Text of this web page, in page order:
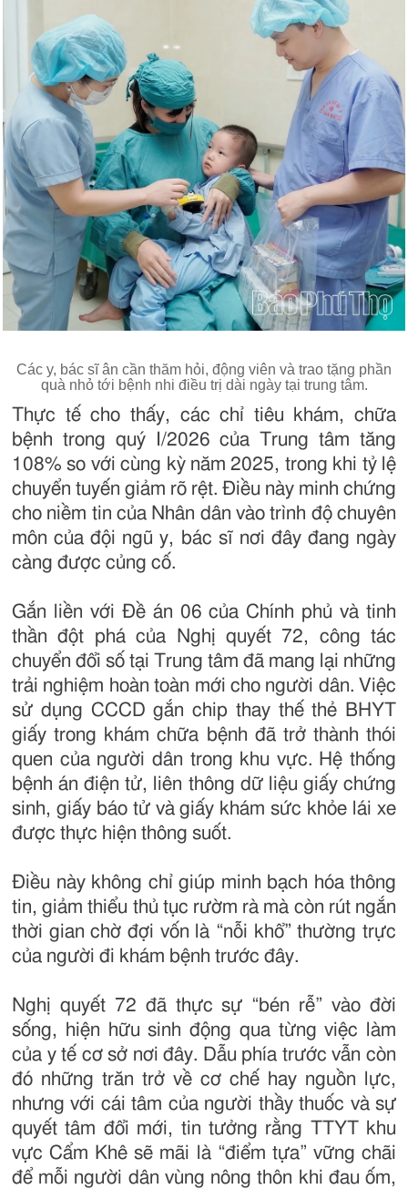
Các y, bác sĩ ân cần thăm hỏi, động viên và trao tặng phần
quà nhỏ tới bệnh nhi điều trị dài ngày tại trung tâm.
Thực tế cho thấy, các chỉ tiêu khám, chữa
bệnh trong quý I/2026 của Trung tâm tăng
108% so với cùng kỳ năm 2025, trong khi tỷ lệ
chuyển tuyến giảm rõ rệt. Điều này minh chứng
cho niềm tin của Nhân dân vào trình độ chuyên
môn của đội ngũ y, bác sĩ nơi đây đang ngày
càng được củng cố.
Gắn liền với Đề án 06 của Chính phủ và tinh
thần đột phá của Nghị quyết 72, công tác
chuyển đổi số tại Trung tâm đã mang lại những
trải nghiệm hoàn toàn mới cho người dân. Việc
sử dụng CCCD gắn chip thay thế thẻ BHYT
giấy trong khám chữa bệnh đã trở thành thói
quen của người dân trong khu vực. Hệ thống
bệnh án điện tử, liên thông dữ liệu giấy chứng
sinh, giấy báo tử và giấy khám sức khỏe lái xe
được thực hiện thông suốt.
Điều này không chỉ giúp minh bạch hóa thông
tin, giảm thiểu thủ tục rườm rà mà còn rút ngắn
thời gian chờ đợi vốn là “nỗi khổ” thường trực
của người đi khám bệnh trước đây.
Nghị quyết 72 đã thực sự “bén rễ” vào đời
sống, hiện hữu sinh động qua từng việc làm
của y tế cơ sở nơi đây. Dẫu phía trước vẫn còn
đó những trăn trở về cơ chế hay nguồn lực,
nhưng với cái tâm của người thầy thuốc và sự
quyết tâm đổi mới, tin tưởng rằng TTYT khu
vực Cẩm Khê sẽ mãi là “điểm tựa” vững chãi
để mỗi người dân vùng nông thôn khi đau ốm,